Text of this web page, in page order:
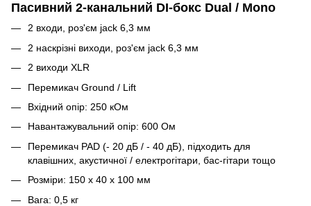
Пасивний 2-канальний DI-бокс Dual / Mono
2 входи, роз'єм jack 6,3 мм
2 наскрізні виходи, роз'єм jack 6,3 мм
2 виходи XLR
Перемикач Ground / Lift
Вхідний опір: 250 кОм
Навантажувальний опір: 600 Ом
Перемикач PAD (- 20 дБ / - 40 дБ), підходить для
клавішних, акустичної / електрогітари, бас-гітари тощо
Розміри: 150 x 40 x 100 мм
Вага: 0,5 кг